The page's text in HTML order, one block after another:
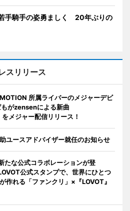
手騎手の姿勇ましく 20年ぶりの
スリリース
所属ライバーのメジャーデビ
がzensenによる新曲
メジャー配信リリース！
ユースアドバイザー就任のお知らせ
たな公式コラボレーションが登
公式スタンプで、世界にひとつ
作れる「ファンクリ」×『LOVOT』